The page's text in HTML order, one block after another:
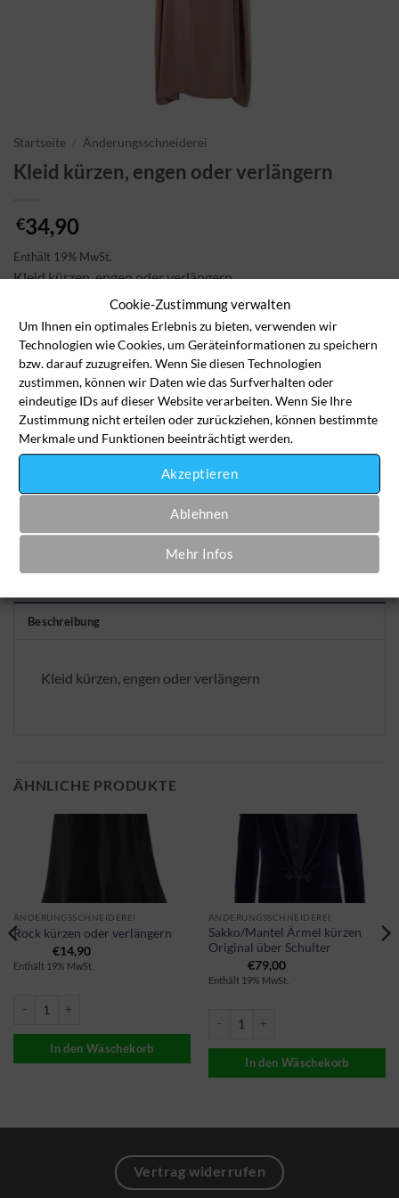
Cookie-Zustimmung verwalten
Um Ihnen ein optimales Erlebnis zu bieten, verwenden wir
Technologien wie Cookies, um Geräteinformationen zu speichern
bzw. darauf zuzugreifen. Wenn Sie diesen Technologien
zustimmen, können wir Daten wie das Surfverhalten oder
eindeutige IDs auf dieser Website verarbeiten. Wenn Sie Ihre
Zustimmung nicht erteilen oder zurückziehen, können bestimmte
Merkmale und Funktionen beeinträchtigt werden.
Akzeptieren
Ablehnen
Mehr Infos
Startseite Änderungsschneiderei
Kleid kürzen, engen oder verlängern
€34,90
Enthält 19% MwSt.
Kleid kürzen, engen oder verlängern
Kleid kürzen, engen oder verlängern Menge
In den Wäschekorb
Artikelnummer:aen-kle-2023
Kategorie:Änderungsschneiderei
Beschreibung
Kleid kürzen, engen oder verlängern
ÄHNLICHE PRODUKTE
ÄNDERUNGSSCHNEIDEREI
Rock kürzen oder verlängern
€14,90
Enthält 19% MwSt.
In den Wäschekorb
ÄNDERUNGSSCHNEIDEREI
Sakko/Mantel Ärmel kürzen
Original über Schulter
€79,00
Enthält 19% MwSt.
In den Wäschekorb
machen Menge
Vertrag widerrufen